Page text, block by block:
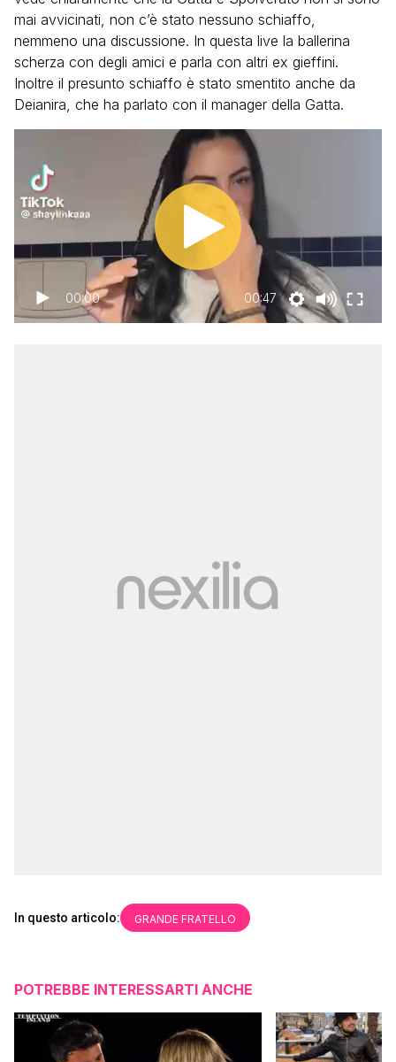
mai avvicinati, non c’è stato nessuno schiaffo,
nemmeno una discussione. In questa live la ballerina
scherza con degli amici e parla con altri ex gieffini.
Inoltre il presunto schiaffo è stato smentito anche da
Deianira, che ha parlato con il manager della Gatta.
00:00 00:47
In questo articolo: GRANDE FRATELLO
POTREBBE INTERESSARTI ANCHE